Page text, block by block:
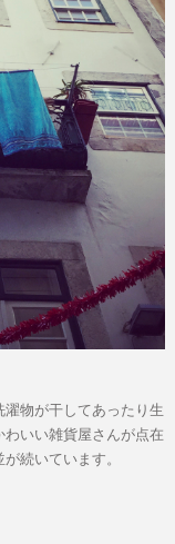
物が干してあったり生
いい雑貨屋さんが点在
続いています。